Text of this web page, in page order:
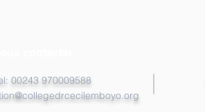
00243 970009588